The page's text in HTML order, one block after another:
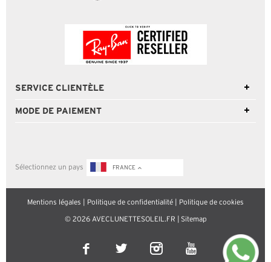
SERVICE CLIENTÈLE
MODE DE PAIEMENT
Sélectionnez un pays FRANCE
Mentions légales Politique de confidentialité Politique de cookies
© 2026 AVECLUNETTESOLEIL.FR | Sitemap